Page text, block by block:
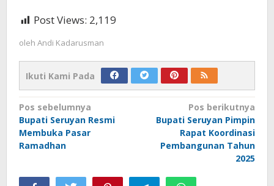
Post Views: 2,119
oleh Andi Kadarusman
Ikuti Kami Pada
Navigasi
pos
Pos sebelumnya
Bupati Seruyan Resmi
Membuka Pasar
Ramadhan
Pos berikutnya
Bupati Seruyan Pimpin
Rapat Koordinasi
Pembangunan Tahun
2025